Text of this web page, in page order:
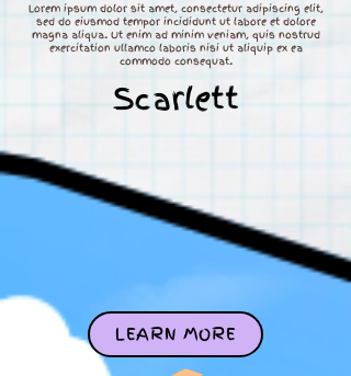
Lorem ipsum dolor sit amet, consectetur adipiscing elit,
sed do eiusmod tempor incididunt ut labore et dolore
magna aliqua. Ut enim ad minim veniam, quis nostrud
exercitation ullamco laboris nisi ut aliquip ex ea
commodo consequat.
Scarlett
LEARN MORE